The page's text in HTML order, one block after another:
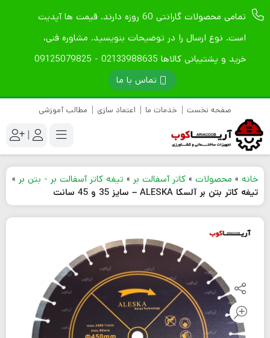
تمامی محصولات گارانتی 60 روزه دارند. قیمت ها آپدیت
است. نوع ارسال را در توضیحات بنویسید. مشاوره فنی،
خرید و پشتیبانی کالاها 02133988635 - 09125079825
تماس با ما
صفحه نخست خدمات ما اعتماد سازی مطالب آموزشی
|
خانه » محصولات » کاتر آسفالت بر » تیغه کاتر آسفالت بر - بتن بر »
تیغه کاتر بتن بر آلسکا ALESKA – سایز 35 و 45 سانت